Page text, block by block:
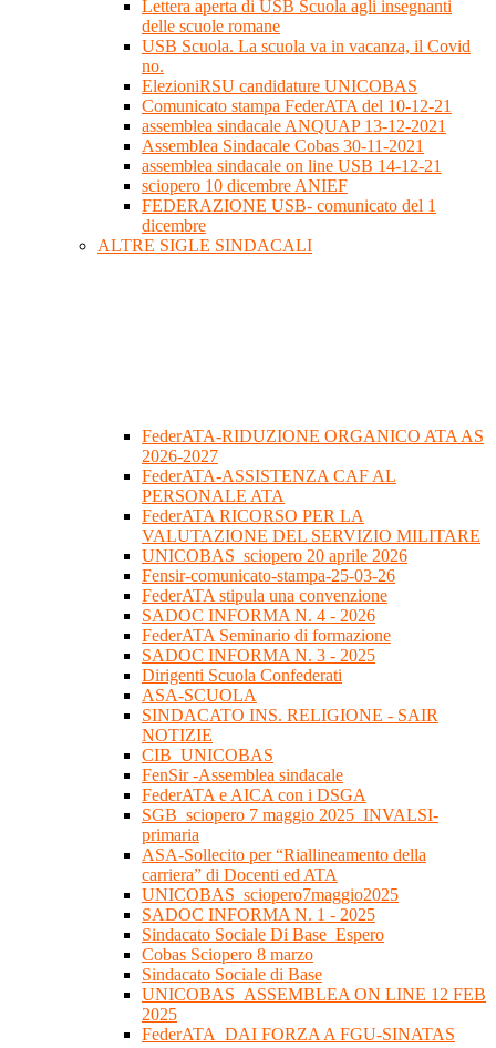
Lettera aperta di USB Scuola agli insegnanti
delle scuole romane
USB Scuola. La scuola va in vacanza, il Covid
no.
ElezioniRSU candidature UNICOBAS
Comunicato stampa FederATA del 10-12-21
assemblea sindacale ANQUAP 13-12-2021
Assemblea Sindacale Cobas 30-11-2021
assemblea sindacale on line USB 14-12-21
sciopero 10 dicembre ANIEF
FEDERAZIONE USB- comunicato del 1
dicembre
ALTRE SIGLE SINDACALI
FederATA-RIDUZIONE ORGANICO ATA AS
2026-2027
FederATA-ASSISTENZA CAF AL
PERSONALE ATA
FederATA RICORSO PER LA
VALUTAZIONE DEL SERVIZIO MILITARE
UNICOBAS_sciopero 20 aprile 2026
Fensir-comunicato-stampa-25-03-26
FederATA stipula una convenzione
SADOC INFORMA N. 4 - 2026
FederATA Seminario di formazione
SADOC INFORMA N. 3 - 2025
Dirigenti Scuola Confederati
ASA-SCUOLA
SINDACATO INS. RELIGIONE - SAIR
NOTIZIE
CIB_UNICOBAS
FenSir -Assemblea sindacale
FederATA e AICA con i DSGA
SGB_sciopero 7 maggio 2025_INVALSI-
primaria
ASA-Sollecito per “Riallineamento della
carriera” di Docenti ed ATA
UNICOBAS_sciopero7maggio2025
SADOC INFORMA N. 1 - 2025
Sindacato Sociale Di Base_Espero
Cobas Sciopero 8 marzo
Sindacato Sociale di Base
UNICOBAS_ASSEMBLEA ON LINE 12 FEB
2025
FederATA_DAI FORZA A FGU-SINATAS